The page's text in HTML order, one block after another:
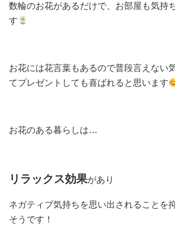
数輪のお花があるだけで、お部屋も気持
す
お花には花言葉もあるので普段言えない
てプレゼントしても喜ばれると思います
お花のある暮らしは…
リラックス効果があり
ネガティブ気持ちを思い出されることを
そうです！